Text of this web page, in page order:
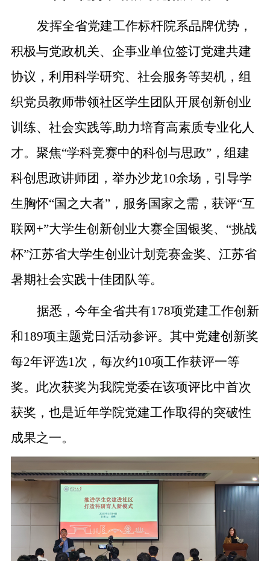
发挥全省党建工作标杆院系品牌优势，
积极与党政机关、企事业单位签订党建共建
协议，利用科学研究、社会服务等契机，组
织党员教师带领社区学生团队开展创新创业
训练、社会实践等,助力培育高素质专业化人
才。聚焦“学科竞赛中的科创与思政”，组建
科创思政讲师团，举办沙龙10余场，引导学
生胸怀“国之大者”，服务国家之需，获评“互
联网+”大学生创新创业大赛全国银奖、“挑战
杯”江苏省大学生创业计划竞赛金奖、江苏省
暑期社会实践十佳团队等。
据悉，今年全省共有178项党建工作创新
和189项主题党日活动参评。其中党建创新奖
每2年评选1次，每次约10项工作获评一等
奖。此次获奖为我院党委在该项评比中首次
获奖，也是近年学院党建工作取得的突破性
成果之一。